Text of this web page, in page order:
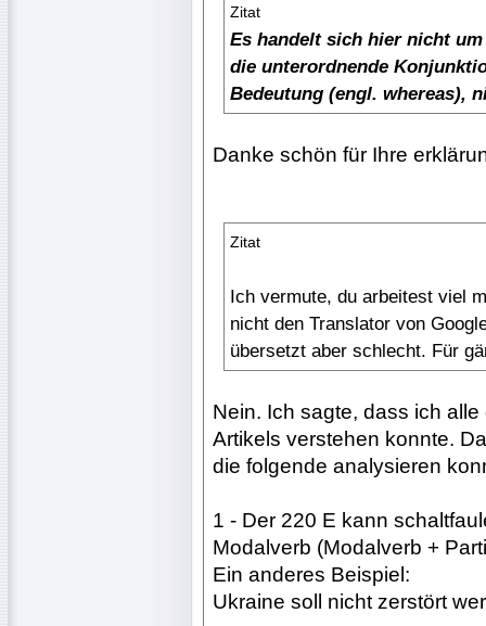
Zitat
Es handelt sich hier nicht
die unterordnende
Bedeutung (engl. whereas),
Danke schön für Ihre
Zitat
Ich vermute, du arbeitest viel
nicht den Translator von
übersetzt aber schlecht. Für
Nein. Ich sagte, dass ich
Artikels verstehen konnte.
die folgende analysieren
1 - Der 220 E kann
Modalverb (Modalverb +
Ein anderes Beispiel:
Ukraine soll nicht zerstört